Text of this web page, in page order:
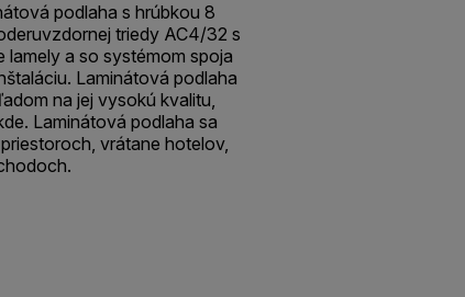
podlaha s hrúbkou 8
triedy AC4/32 s
lamely a so systémom spoja
Laminátová podlaha
na jej vysokú kvalitu,
Laminátová podlaha sa
vrátane hotelov,